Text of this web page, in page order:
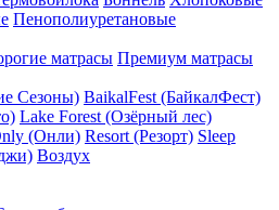
Пенополиуретановые
матрасы Премиум матрасы
Сезоны) BaikalFest (БайкалФест)
Lake Forest (Озёрный лес)
(Онли) Resort (Резорт) Sleep
Воздух